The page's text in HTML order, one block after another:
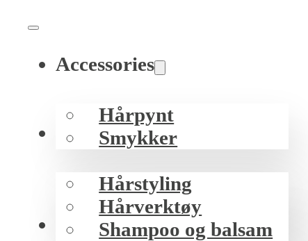
Accessories
Hårpynt
Smykker
Hår
Hårstyling
Hårverktøy
Shampoo og balsam
Hud